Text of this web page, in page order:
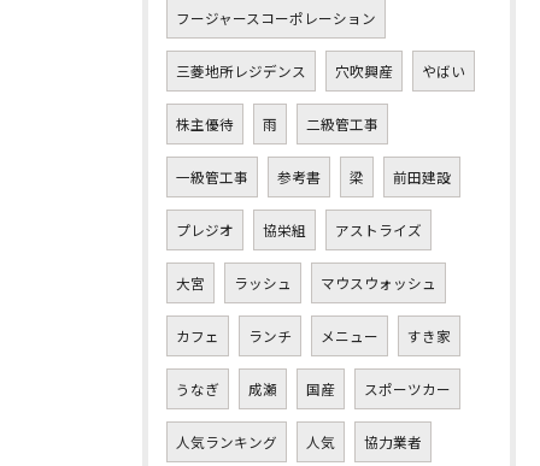
フージャースコーポレーション
三菱地所レジデンス 穴吹興産 やばい
株主優待 雨 二級管工事
一級管工事 参考書 梁 前田建設
プレジオ 協栄組 アストライズ
大宮 ラッシュ マウスウォッシュ
カフェ ランチ メニュー すき家
うなぎ 成瀬 国産 スポーツカー
人気ランキング 人気 協力業者